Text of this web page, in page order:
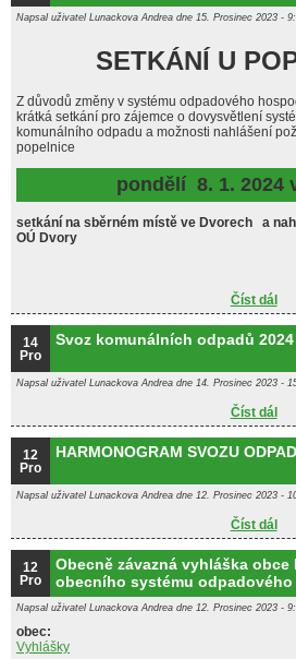
Napsal uživatel Lunackova Andrea dne 15. Prosinec 2023 -
SETKÁNÍ U
Z důvodů změny v systému odpadového
krátká setkání pro zájemce o dovysvětlení
komunálního odpadu a možnosti nahlášení
popelnice
pondělí 8. 1. 2024
setkání na sběrném místě ve Dvorech a
OÚ Dvory
Číst dál
14
Pro
Svoz komunálních odpadů 2024
Napsal uživatel Lunackova Andrea dne 14. Prosinec 2023 -
Číst dál
12
Pro
HARMONOGRAM SVOZU
Napsal uživatel Lunackova Andrea dne 12. Prosinec 2023 -
Číst dál
12
Pro
Obecně závazná vyhláška
obecního systému
Napsal uživatel Lunackova Andrea dne 12. Prosinec 2023 -
obec:
Vyhlášky